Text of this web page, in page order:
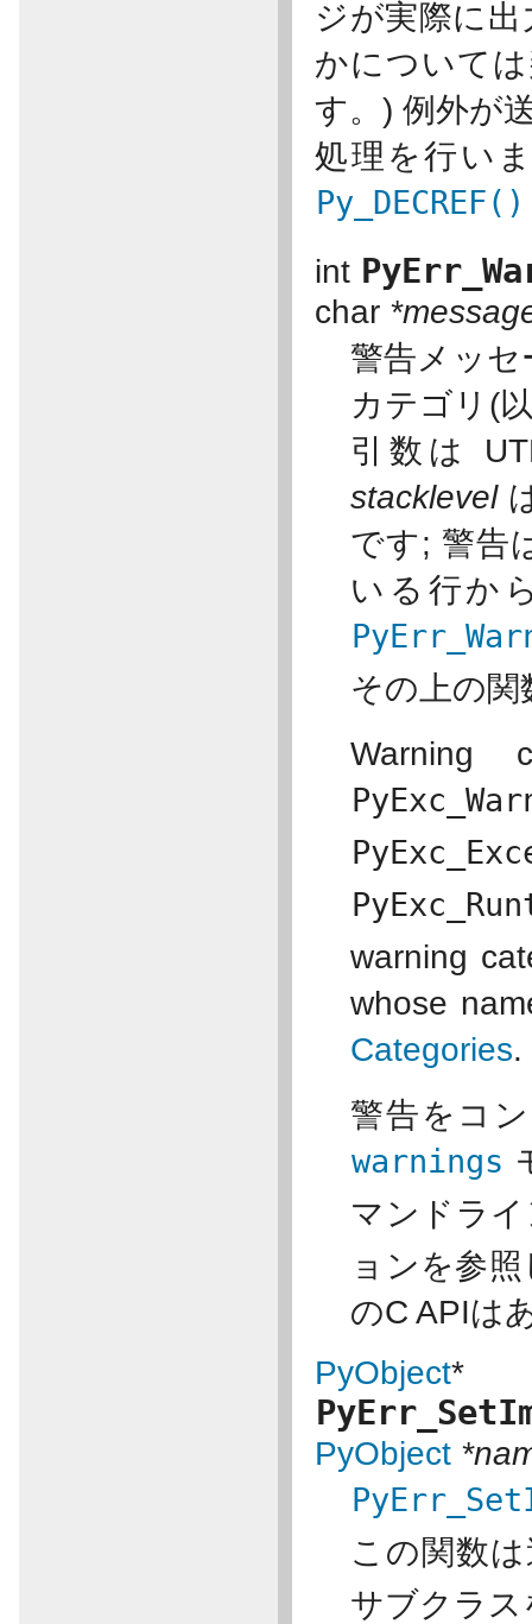
ジが実際に
かについて
す。) 例外が
処理を行い
Py_DECREF()
int
char
警告メッ
カテゴリ(
引数は
stacklevel
です; 警告
いる行か
その上の関
Warning
warning
whose
Categories.
警告をコ
warnings
マンドラ
ョンを参
のC APIは
PyObject*
PyObject
この関数
サブクラ